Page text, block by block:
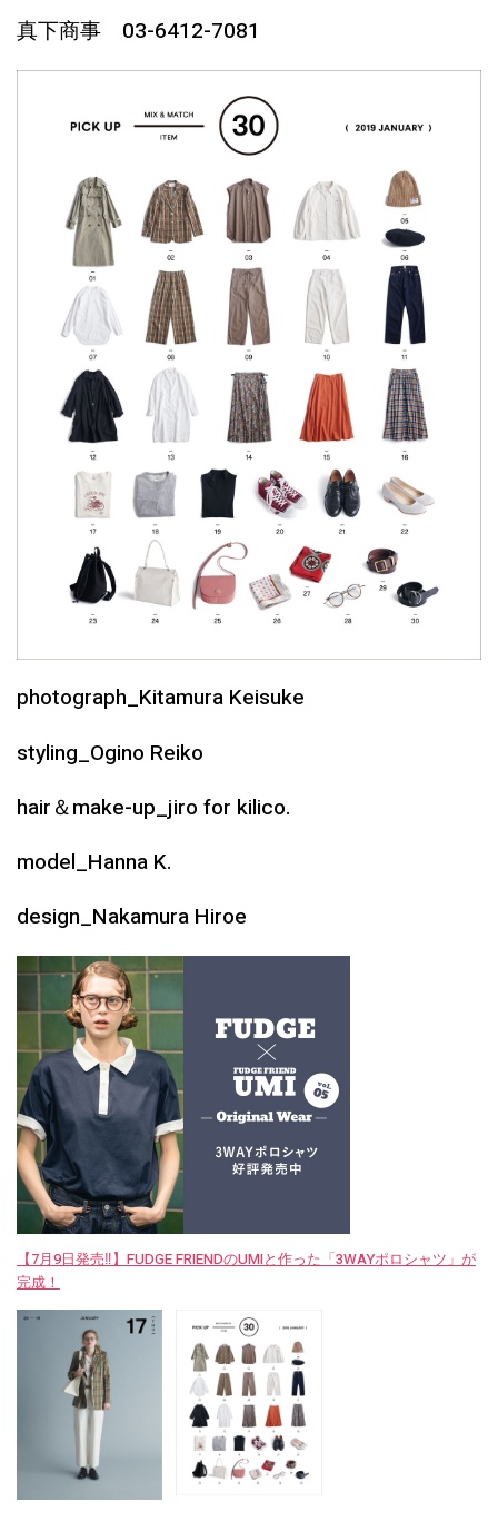
真下商事 03-6412-7081
photograph_Kitamura Keisuke
styling_Ogino Reiko
hair＆make-up_jiro for kilico.
model_Hanna K.
design_Nakamura Hiroe
【7月9日発売‼︎】FUDGE FRIENDのUMIと作った「3WAYポロシャツ」が
完成！